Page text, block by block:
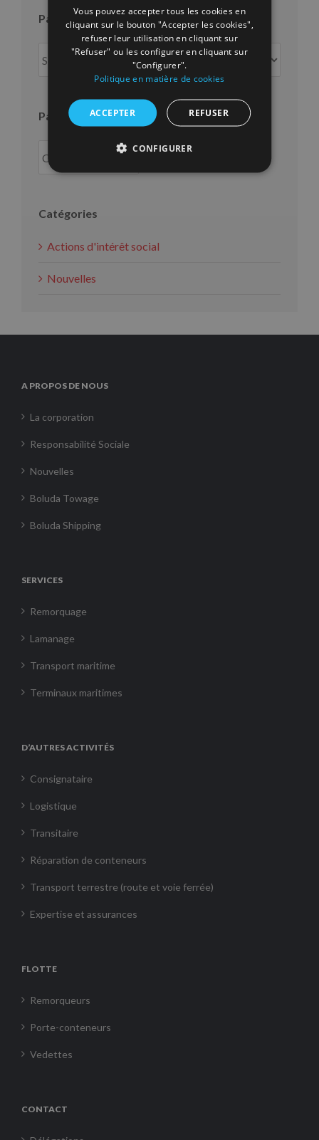
Par mois
mois
Par an
Catégories
Actions d'intérêt social
Nouvelles
A PROPOS DE NOUS
La corporation
Responsabilité Sociale
Nouvelles
Boluda Towage
Boluda Shipping
SERVICES
Remorquage
Lamanage
Transport maritime
Terminaux maritimes
D’AUTRES ACTIVITÉS
Consignataire
Logistique
Transitaire
Réparation de conteneurs
Transport terrestre (route et voie ferrée)
Expertise et assurances
FLOTTE
Remorqueurs
Porte-conteneurs
Vedettes
CONTACT
Vous pouvez accepter tous les cookies en
cliquant sur le bouton "Accepter les cookies",
refuser leur utilisation en cliquant sur
"Refuser" ou les configurer en cliquant sur
"Configurer".
Politique en matière de cookies
ACCEPTER REFUSER
CONFIGURER